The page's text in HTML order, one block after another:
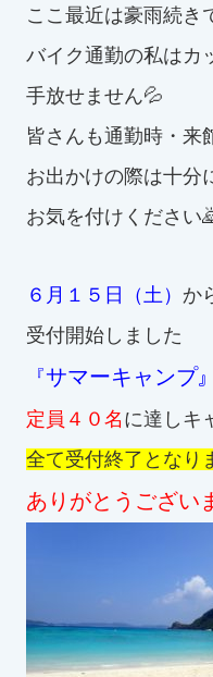
波スイタイムズ
お問い合わせ
平日 9:00～
メー
スイ
体験
ここ最近は豪雨続き
バイク通勤の私はカ
手放せません💦
皆さんも通勤時・来
お出かけの際は十分
お気を付けください
６月１５日（土） か
受付開始しました
『サマーキャンプ』
定員４０名 に達しキ
全て受付終了となり
ありがとうござい